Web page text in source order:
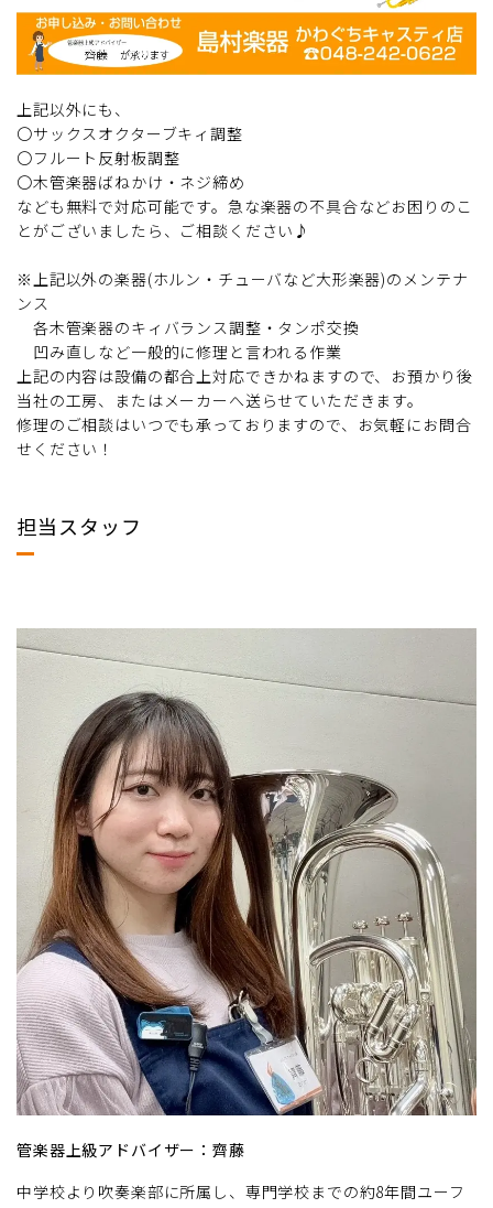
上記以外にも、
〇サックスオクターブキィ調整
〇フルート反射板調整
〇木管楽器ばねかけ・ネジ締め
なども無料で対応可能です。急な楽器の不具合などお困りのこ
とがございましたら、ご相談ください♪
※上記以外の楽器(ホルン・チューバなど大形楽器)のメンテナ
ンス
各木管楽器のキィバランス調整・タンポ交換
凹み直しなど一般的に修理と言われる作業
上記の内容は設備の都合上対応できかねますので、お預かり後
当社の工房、またはメーカーへ送らせていただきます。
修理のご相談はいつでも承っておりますので、お気軽にお問合
せください！
担当スタッフ
管楽器上級アドバイザー：齊藤
中学校より吹奏楽部に所属し、専門学校までの約8年間ユーフ